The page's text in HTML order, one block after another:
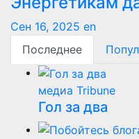
Сен 16, 2025 en
Последнее
медиа Tribune
Гол за два